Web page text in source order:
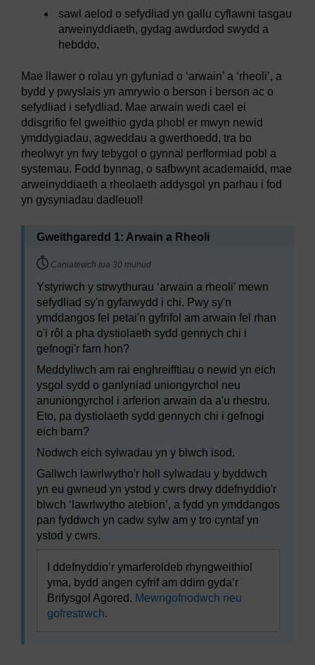
sawl aelod o sefydliad yn gallu cyflawni tasgau
arweinyddiaeth, gydag awdurdod swydd a
hebddo.
Mae llawer o rolau yn gyfuniad o ‘arwain’ a ‘rheoli’, a
bydd y pwyslais yn amrywio o berson i berson ac o
sefydliad i sefydliad. Mae arwain wedi cael ei
ddisgrifio fel gweithio gyda phobl er mwyn newid
ymddygiadau, agweddau a gwerthoedd, tra bo
rheolwyr yn fwy tebygol o gynnal perfformiad pobl a
systemau. Fodd bynnag, o safbwynt academaidd, mae
arweinyddiaeth a rheolaeth addysgol yn parhau i fod
yn gysyniadau dadleuol!
Gweithgaredd 1: Arwain a Rheoli
Timing:
Caniatewch tua 30 munud
Ystyriwch y strwythurau ‘arwain a rheoli’ mewn
sefydliad sy'n gyfarwydd i chi. Pwy sy'n
ymddangos fel petai'n gyfrifol am arwain fel rhan
o'i rôl a pha dystiolaeth sydd gennych chi i
gefnogi'r farn hon?
Meddyliwch am rai enghreifftiau o newid yn eich
ysgol sydd o ganlyniad uniongyrchol neu
anuniongyrchol i arferion arwain da a'u rhestru.
Eto, pa dystiolaeth sydd gennych chi i gefnogi
eich barn?
Nodwch eich sylwadau yn y blwch isod.
Gallwch lawrlwytho'r holl sylwadau y byddwch
yn eu gwneud yn ystod y cwrs drwy ddefnyddio'r
blwch ‘lawrlwytho atebion’, a fydd yn ymddangos
pan fyddwch yn cadw sylw am y tro cyntaf yn
ystod y cwrs.
I ddefnyddio’r ymarferoldeb rhyngweithiol
yma, bydd angen cyfrif am ddim gyda’r
Brifysgol Agored. Mewngofnodwch neu
gofrestrwch.